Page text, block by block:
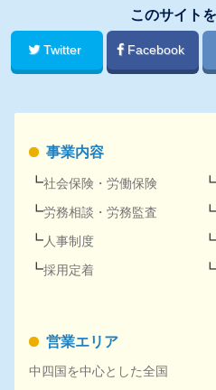
このサイト
Twitter Facebook
事業内容
社会保険 ・ 労働保険
労務相談・ 労務監査
人事制度
採用定着
営業エリア
中四国を中心とした全国